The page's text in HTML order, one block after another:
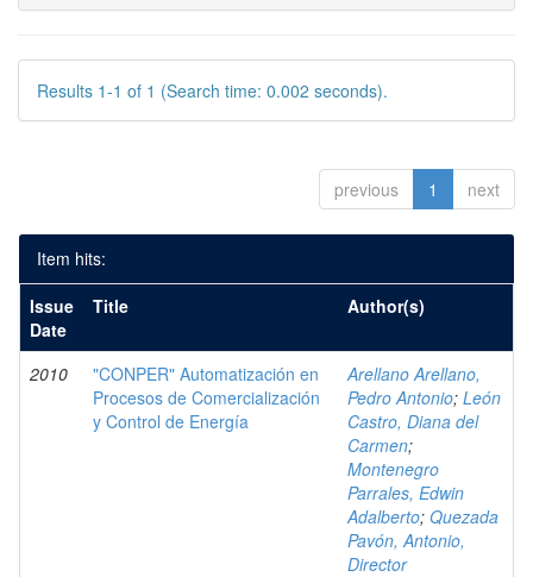
Results 1-1 of 1 (Search time: 0.002 seconds).
previous 1 next
Item hits:
Issue
Date
Title Author(s)
2010
"CONPER" Automatización en
Procesos de Comercialización
y Control de Energía
Arellano Arellano,
Pedro Antonio; León
Castro, Diana del
Carmen;
Montenegro
Parrales, Edwin
Adalberto; Quezada
Pavón, Antonio,
Director